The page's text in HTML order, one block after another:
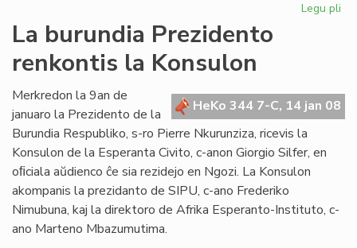
Legu pli
La burundia Prezidento
renkontis la Konsulon
HeKo 344 7-C, 14 jan 08
Merkredon la 9an de
januaro la Prezidento de la
Burundia Respubliko, s-ro Pierre Nkurunziza, ricevis la
Konsulon de la Esperanta Civito, c-anon Giorgio Silfer, en
oﬁciala aŭdienco ĉe sia rezidejo en Ngozi. La Konsulon
akompanis la prezidanto de SIPU, c-ano Frederiko
Nimubuna, kaj la direktoro de Afrika Esperanto-Instituto, c-
ano Marteno Mbazumutima.